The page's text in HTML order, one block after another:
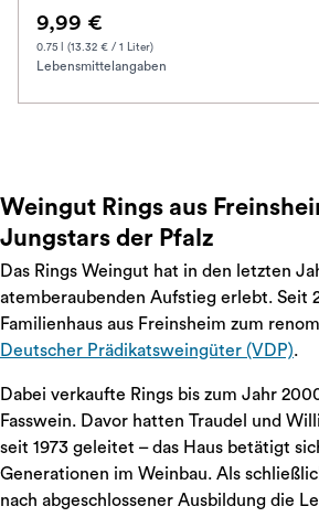
9,99 €
0.75 l (13.32 € / 1 Liter)
Lebensmittelangaben
Weingut Rings aus
Jungstars der Pfalz
Das Rings Weingut hat in den letzten
atemberaubenden Aufstieg erlebt. Seit
Familienhaus aus Freinsheim zum
Deutscher Prädikatsweingüter (VDP).
Dabei verkaufte Rings bis zum Jahr
Fasswein. Davor hatten Traudel und
seit 1973 geleitet – das Haus betätigt
Generationen im Weinbau. Als
nach abgeschlossener Ausbildung die